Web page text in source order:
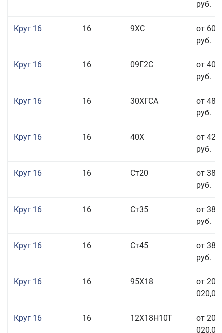
руб.
Круг 16 16 9ХС
от 60
руб.
Круг 16 16 09Г2С
от 40
руб.
Круг 16 16 30ХГСА
от 48
руб.
Круг 16 16 40Х
от 42
руб.
Круг 16 16 Ст20
от 38
руб.
Круг 16 16 Ст35
от 38
руб.
Круг 16 16 Ст45
от 38
руб.
Круг 16 16 95Х18
от 208
020,00
Круг 16 16 12Х18Н10Т
от 209
020,00